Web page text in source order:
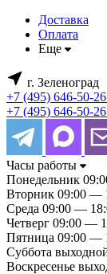
Доставка
Оплата
Еще
г. Зеленоград
+7 (495) 646-50-26
+7 (495) 646-50-26
Часы работы
Понедельник
Вторник 09:00 —
Среда 09:00 —
Четверг 09:00 —
Пятница 09:00 —
Суббота
Воскресенье